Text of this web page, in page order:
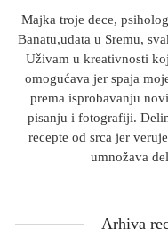
Majka troje dece,
Banatu,udata u Sremu,
Uživam u kreativnosti
omogućava jer spaja
prema isprobavanju
pisanju i fotografiji.
recepte od srca jer
umnožava
Arhiva